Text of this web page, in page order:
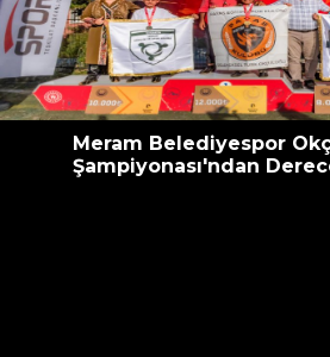
escort
havalimanı
transfer
oyna
bahis
siteleri
Meram Belediyespor
Şampiyonası'ndan